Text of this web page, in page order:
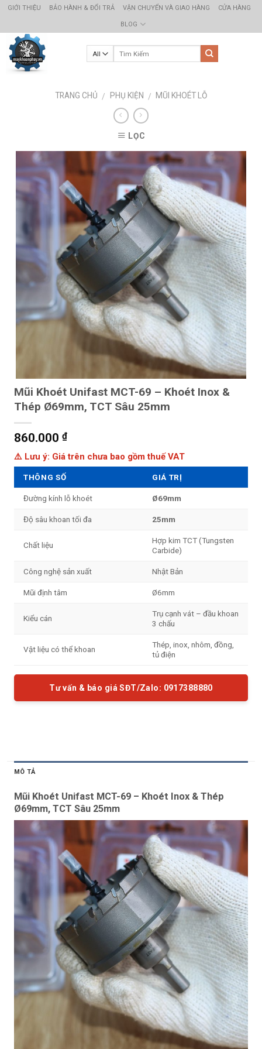
Skip
content
GIỚI THIỆU BẢO HÀNH & ĐỔI TRẢ VẬN CHUYỂN VÀ GIAO HÀNG CỬA HÀNG
BLOG
TRANG CHỦ / PHỤ KIỆN / MŨI KHOÉT LỖ
LỌC
Mũi Khoét Unifast MCT-69 – Khoét Inox &
Thép Ø69mm, TCT Sâu 25mm
860.000 ₫
⚠️ Lưu ý: Giá trên chưa bao gồm thuế VAT
THÔNG SỐ GIÁ TRỊ
Đường kính lỗ khoét Ø69mm
Độ sâu khoan tối đa 25mm
Chất liệu
Hợp kim TCT (Tungsten
Carbide)
Công nghệ sản xuất Nhật Bản
Mũi định tâm Ø6mm
Kiểu cán
Trụ cạnh vát – đầu khoan
3 chấu
Vật liệu có thể khoan
Thép, inox, nhôm, đồng,
tủ điện
Tư vấn & báo giá SĐT/Zalo: 0917388880
MÔ TẢ
Mũi Khoét Unifast MCT-69 – Khoét Inox & Thép
Ø69mm, TCT Sâu 25mm